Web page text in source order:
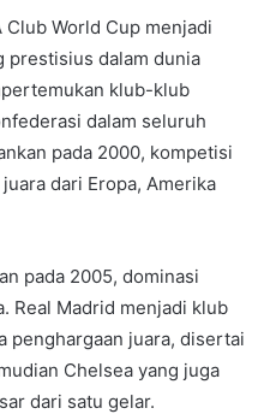
Club World Cup menjadi
prestisius dalam dunia
klub-klub
dalam seluruh
pada 2000, kompetisi
dari Eropa, Amerika
pada 2005, dominasi
Real Madrid menjadi klub
penghargaan juara, disertai
Chelsea yang juga
dari satu gelar.